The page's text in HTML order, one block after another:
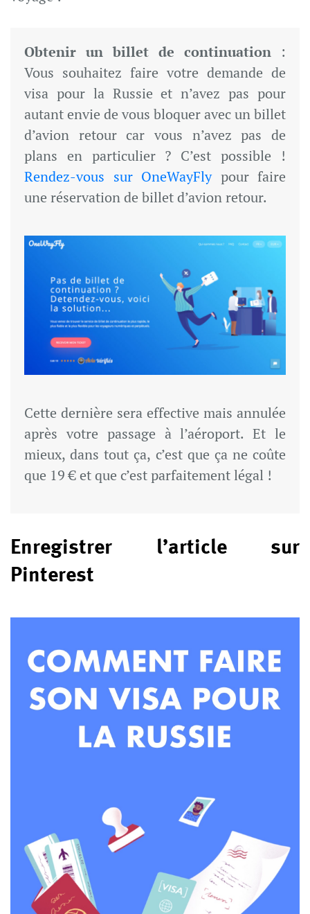
Obtenir un billet de continuation :
Vous souhaitez faire votre demande de
visa pour la Russie et n’avez pas pour
autant envie de vous bloquer avec un billet
d’avion retour car vous n’avez pas de
plans en particulier ? C’est possible !
Rendez-vous sur OneWayFlypour faire
une réservation de billet d’avion retour.
Cette dernière sera effective mais annulée
après votre passage à l’aéroport. Et le
mieux, dans tout ça, c’est que ça ne coûte
que 19 € et que c’est parfaitement légal !
Enregistrer l’article sur
Pinterest